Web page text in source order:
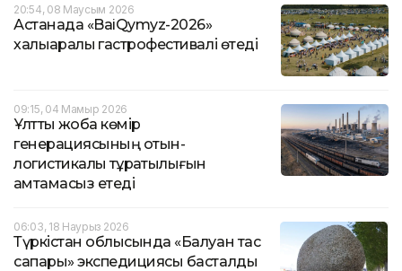
20:54, 08 Маусым 2026
Астанада «BaiQymyz-2026»
халықаралық гастрофестивалі өтеді
09:15, 04 Мамыр 2026
Ұлттық жоба көмір
генерациясының отын-
логистикалық тұрақтылығын
қамтамасыз етеді
06:03, 18 Наурыз 2026
Түркістан облысында «Балуан тас
сапары» экспедициясы басталды